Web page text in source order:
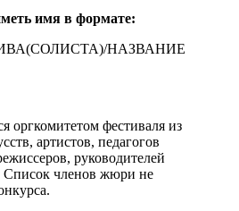
имя в формате:
НАЗВАНИЕ
оргкомитетом фестиваля из
артистов, педагогов
руководителей
Список членов жюри не